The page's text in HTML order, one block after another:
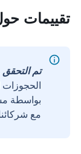
تقييمات
تم التحقق
الحجوزات
مع